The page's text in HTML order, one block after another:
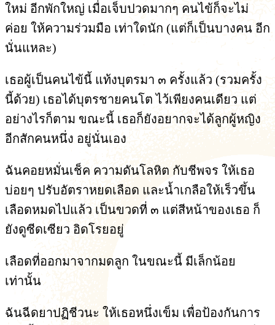
ใหม่ อีกพักใหญ่ เมื่อเจ็บปวดมากๆ คนไข้ก็จะไม่
ค่อย ให้ความร่วมมือ เท่าใดนัก (แต่ก็เป็นบางคน อีก
นั่นแหละ)
เธอผู้เป็นคนไข้นี้ แท้งบุตรมา ๓ ครั้งแล้ว (รวมครั้ง
นี้ด้วย) เธอได้บุตรชายคนโต ไว้เพียงคนเดียว แต่
อย่างไรก็ตาม ขณะนี้ เธอก็ยังอยากจะได้ลูกผู้หญิง
อีกสักคนหนึ่ง อยู่นั่นเอง
ฉันคอยหมั่นเช็ค ความดันโลหิต กับชีพจร ให้เธอ
บ่อยๆ ปรับอัตราหยดเลือด และน้ำเกลือให้เร็วขึ้น
เลือดหมดไปแล้ว เป็นขวดที่ ๓ แต่สีหน้าของเธอ ก็
ยังดูซีดเซียว อิดโรยอยู่
เลือดที่ออกมาจากมดลูก ในขณะนี้ มีเล็กน้อย
เท่านั้น
ฉันฉีดยาปฏิชีวนะ ให้เธอหนึ่งเข็ม เพื่อป้องกันการ